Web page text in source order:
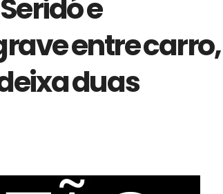
e
entre carro,
duas